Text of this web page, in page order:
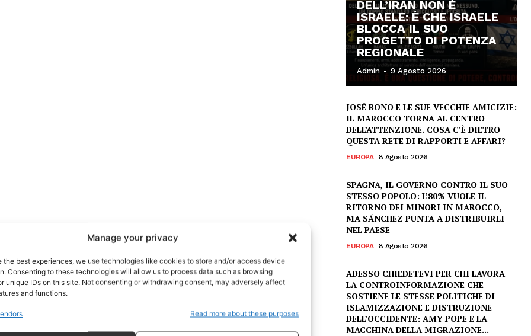
Geopolitica
Manage your privacy
the best experiences, we use technologies like cookies to store and/or access device
Consenting to these technologies will allow us to process data such as browsing
unique IDs on this site. Not consenting or withdrawing consent, may adversely affect
and functions.
Read more about these purposes
DELL’IRAN NON È
ISRAELE: È CHE ISRAELE
BLOCCA IL SUO
PROGETTO DI POTENZA
REGIONALE
Admin - 9 Agosto 2026
JOSÉ BONO E LE SUE VECCHIE AMICIZIE:
IL MAROCCO TORNA AL CENTRO
DELL’ATTENZIONE. COSA C’È DIETRO
QUESTA RETE DI RAPPORTI E AFFARI?
EUROPA 8 Agosto 2026
SPAGNA, IL GOVERNO CONTRO IL SUO
STESSO POPOLO: L’80% VUOLE IL
RITORNO DEI MINORI IN MAROCCO,
MA SÁNCHEZ PUNTA A DISTRIBUIRLI
NEL PAESE
EUROPA 8 Agosto 2026
ADESSO CHIEDETEVI PER CHI LAVORA
LA CONTROINFORMAZIONE CHE
SOSTIENE LE STESSE POLITICHE DI
ISLAMIZZAZIONE E DISTRUZIONE
DELL’OCCIDENTE: AMY POPE E LA
MACCHINA DELLA MIGRAZIONE...